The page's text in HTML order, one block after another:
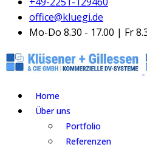
office@kluegi.de
Mo-Do 8.30 - 17.00 | Fr
Home
Über uns
Portfolio
Referenzen